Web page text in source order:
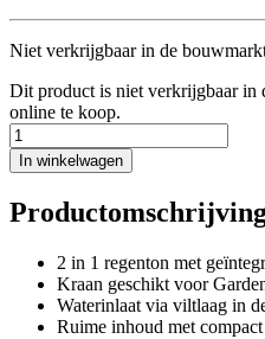
Niet verkrijgbaar in de
Dit product is niet verkrijgbaar in
online te koop.
In winkelwagen
2 in 1 regenton met
Kraan geschikt voor
Waterinlaat via viltlaag in
Ruime inhoud met